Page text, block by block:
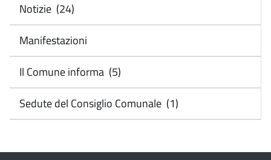
Notizie (24)
Manifestazioni
Il Comune informa (5)
Sedute del Consiglio Comunale (1)